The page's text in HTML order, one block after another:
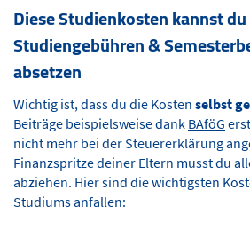
Diese Studienkosten kannst
Studiengebühren &
absetzen
Wichtig ist, dass du die Kosten selbst
Beiträge beispielsweise dank BAföG
nicht mehr bei der Steuererklärung
Finanzspritze deiner Eltern musst du
abziehen. Hier sind die wichtigsten
Studiums anfallen: